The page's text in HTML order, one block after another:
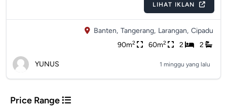
LIHAT IKLAN
Banten, Tangerang, Larangan, Cipadu
90m2 60m2 2 2
YUNUS 1 minggu yang lalu
Price Range